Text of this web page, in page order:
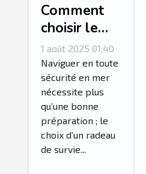
Comment
choisir le
bon radeau
de survie
pour votre
équipage ?
1 août 2025 01:40
Naviguer en toute
sécurité en mer
nécessite plus
qu’une bonne
préparation ; le
choix d’un radeau
de survie...